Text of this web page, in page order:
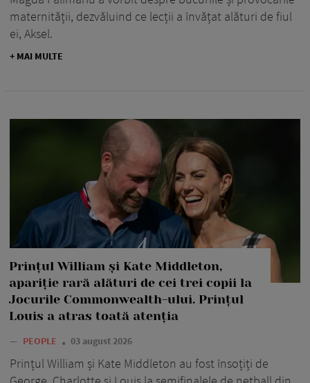
maternității, dezvăluind ce lecții a învățat alături de fiul
ei, Aksel.
+ MAI MULTE
Prințul William și Kate Middleton,
apariție rară alături de cei trei copii la
Jocurile Commonwealth-ului. Prințul
Louis a atras toată atenția
— PEOPLE 03 august 2026
Prințul William și Kate Middleton au fost însoțiți de